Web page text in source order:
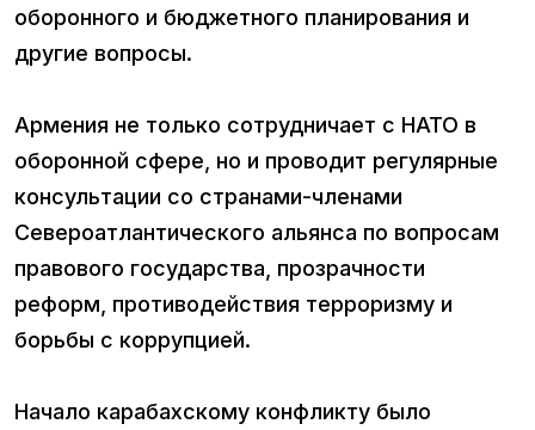
оборонного и бюджетного планирования и
другие вопросы.
Армения не только сотрудничает с НАТО в
оборонной сфере, но и проводит регулярные
консультации со странами-членами
Североатлантического альянса по вопросам
правового государства, прозрачности
реформ, противодействия терроризму и
борьбы с коррупцией.
Начало карабахскому конфликту было